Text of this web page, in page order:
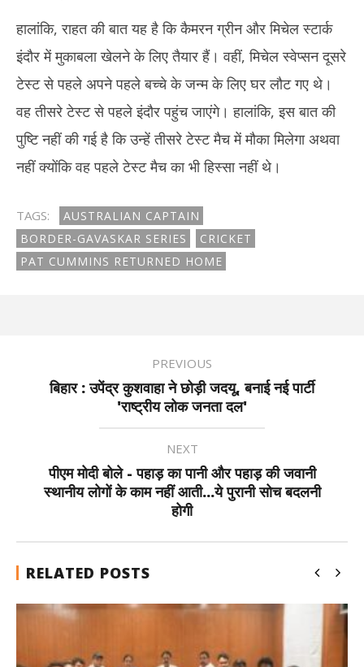
हालांकि, राहत की बात यह है कि कैमरन ग्रीन और मिचेल स्टार्क
इंदौर में मुकाबला खेलने के लिए तैयार हैं। वहीं, मिचेल स्वेप्सन दूसरे
टेस्ट से पहले अपने पहले बच्चे के जन्म के लिए घर लौट गए थे।
वह तीसरे टेस्ट से पहले इंदौर पहुंच जाएंगे। हालांकि, इस बात की
पुष्टि नहीं की गई है कि उन्हें तीसरे टेस्ट मैच में मौका मिलेगा अथवा
नहीं क्योंकि वह पहले टेस्ट मैच का भी हिस्सा नहीं थे।
TAGS:
AUSTRALIAN CAPTAIN
BORDER-GAVASKAR SERIES
CRICKET
PAT CUMMINS RETURNED HOME
PREVIOUS
बिहार : उपेंद्र कुशवाहा ने छोड़ी जदयू, बनाई नई पार्टी
'राष्ट्रीय लोक जनता दल'
NEXT
पीएम मोदी बोले - पहाड़ का पानी और पहाड़ की जवानी
स्थानीय लोगों के काम नहीं आती...ये पुरानी सोच बदलनी
होगी
RELATED POSTS